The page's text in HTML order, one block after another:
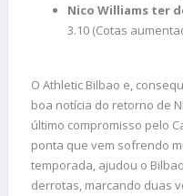
Nico Williams ter
3.10 (Cotas
O Athletic Bilbao e,
boa notícia do retorno de
último compromisso pelo
ponta que vem sofrendo
temporada, ajudou o
derrotas, marcando duas